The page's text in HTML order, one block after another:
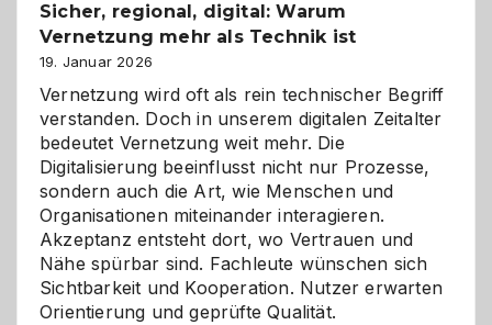
ein
dreifaches
Alaaf!
Sicher, regional, digital: Warum
Vernetzung mehr als Technik ist
19. Januar 2026
Vernetzung wird oft als rein technischer Begriff
verstanden. Doch in unserem digitalen Zeitalter
bedeutet Vernetzung weit mehr. Die
Digitalisierung beeinflusst nicht nur Prozesse,
sondern auch die Art, wie Menschen und
Organisationen miteinander interagieren.
Akzeptanz entsteht dort, wo Vertrauen und
Nähe spürbar sind. Fachleute wünschen sich
Sichtbarkeit und Kooperation. Nutzer erwarten
Orientierung und geprüfte Qualität.